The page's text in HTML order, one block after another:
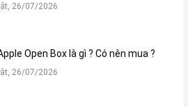
26/07/2026
Open Box là gì ? Có nên mua ?
26/07/2026